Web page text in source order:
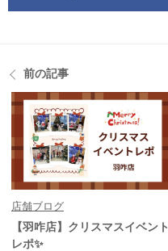
前の記事
店舗ブログ
【羽咋店】クリスマスイベント
レポ✨